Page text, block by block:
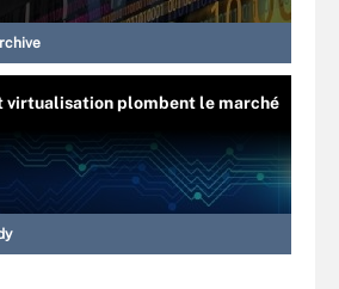
virtualisation plombent le marché